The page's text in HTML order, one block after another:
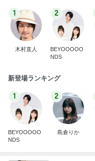
1
木村直人
2
BEYOOOOO
NDS
新登場ランキング
1
BEYOOOOO
NDS
2
島倉りか